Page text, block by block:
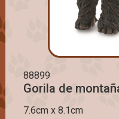
88899
Gorila de
7.6cm x 8.1cm